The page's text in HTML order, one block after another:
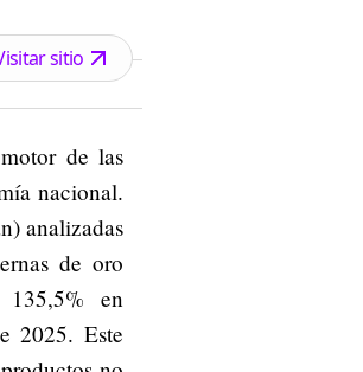
sitio
de las
nacional.
analizadas
de oro
en
2025. Este